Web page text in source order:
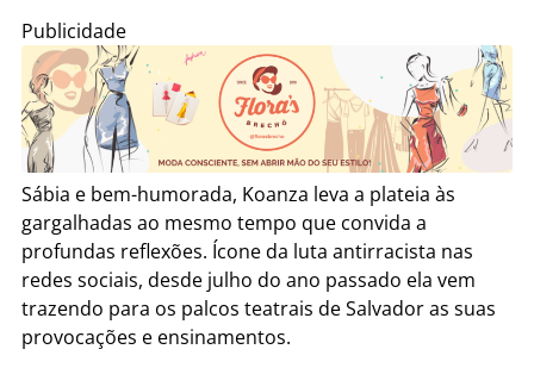
Publicidade
Sábia e bem-humorada, Koanza leva a plateia às
gargalhadas ao mesmo tempo que convida a
profundas reflexões. Ícone da luta antirracista nas
redes sociais, desde julho do ano passado ela vem
trazendo para os palcos teatrais de Salvador as suas
provocações e ensinamentos.